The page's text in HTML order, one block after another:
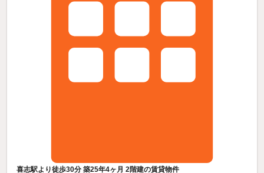
喜志駅より徒歩30分 築25年4ヶ月 2階建の賃貸物件